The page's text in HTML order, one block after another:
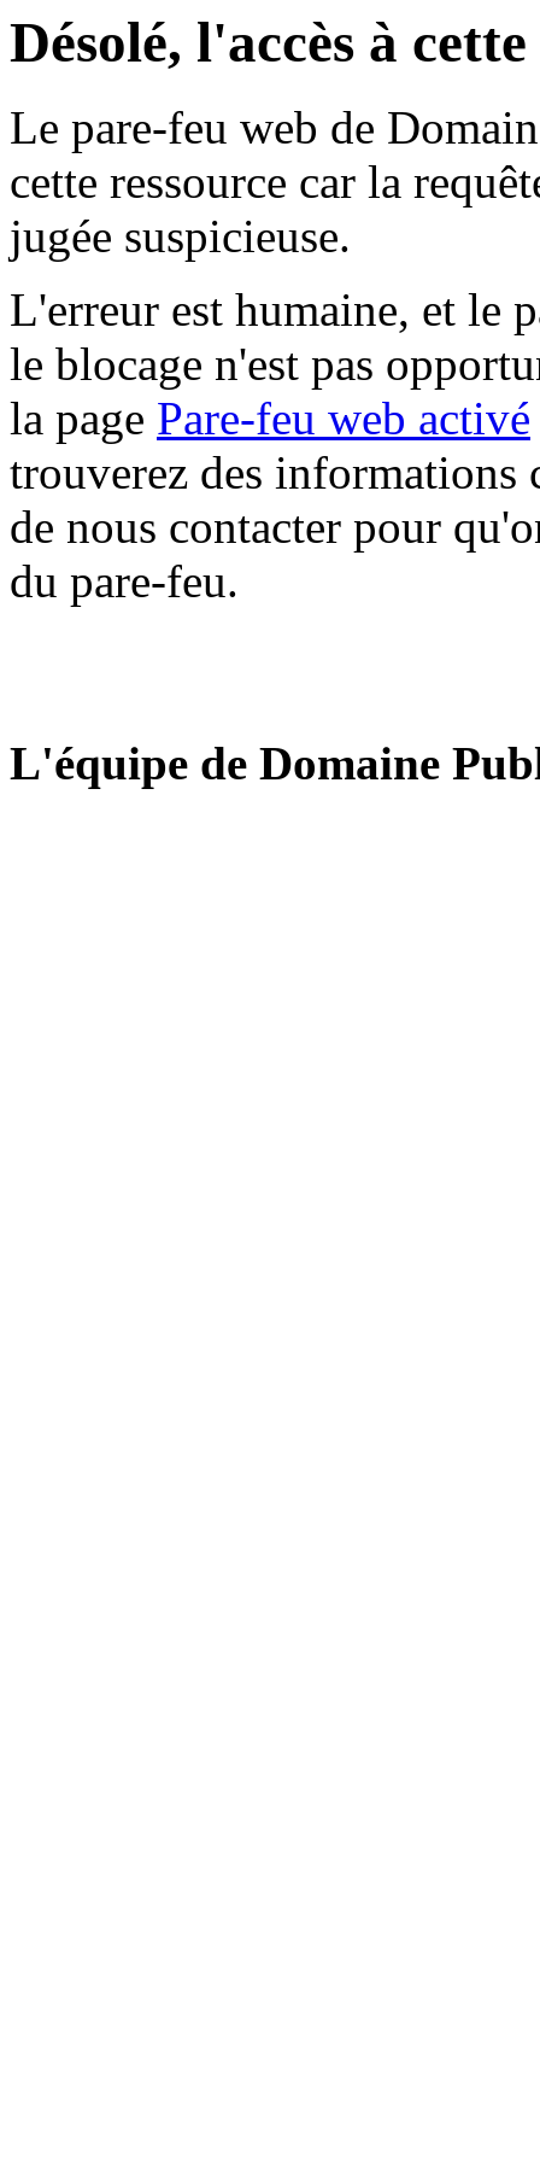
Désolé, l'accès à
Le pare-feu web de
cette ressource car la
jugée suspicieuse.
L'erreur est humaine, et le
le blocage n'est pas
la page Pare-feu web activé
trouverez des informations
de nous contacter pour
du pare-feu.
L'équipe de Domaine